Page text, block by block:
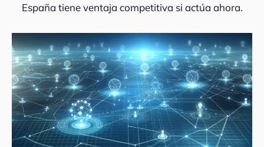
España tiene ventaja competitiva si actúa ahora.